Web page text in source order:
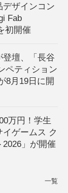
デザインコン
Fab
初開催
登壇、「長谷
ペティション
8月19日に開
万円！学生
ゲームス ク
2026」が開催
一覧